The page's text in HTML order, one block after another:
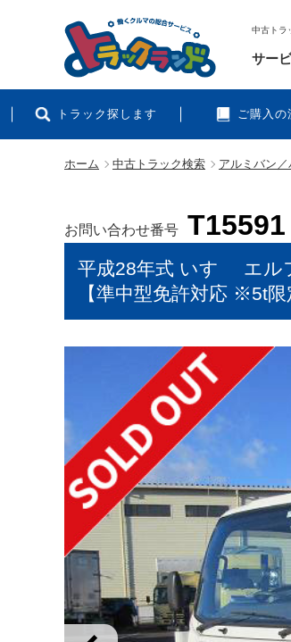
中古トラ
トラック探します ご購入の
サー
ホーム 中古トラック検索 アルミバン
お問い合わせ番号 T15591
平成28年式 いすゞ エ
【準中型免許対応 ※5t限